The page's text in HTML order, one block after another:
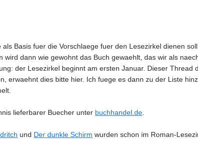
Basis fuer die Vorschlaege fuer den Lesezirkel dienen
wird dann wie gewohnt das Buch gewaehlt, das wir als
der Lesezirkel beginnt am ersten Januar. Dieser Thread
erwaehnt dies bitte hier. Ich fuege es dann zu der Liste
lieferbarer Buecher unter buchhandel.de
und Der dunkle Schirm wurden schon im Roman-